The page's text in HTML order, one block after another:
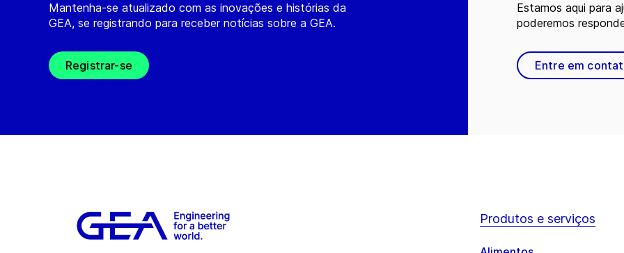
Mantenha-se atualizado com as inovações e histórias da
GEA, se registrando para receber notícias sobre a GEA.
Registrar-se
Estamos aqui para
poderemos
Entre em
Produtos e serviços